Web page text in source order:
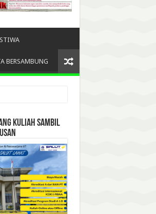
BERSAMBUNG
KULIAH SAMBIL